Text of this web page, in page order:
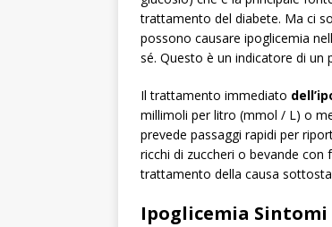
trattamento del diabete. Ma ci
possono causare ipoglicemia
sé. Questo è un indicatore di un
Il trattamento immediato
millimoli per litro (mmol / L) o
prevede passaggi rapidi per
ricchi di zuccheri o bevande con
trattamento della causa
Ipoglicemia Sintomi